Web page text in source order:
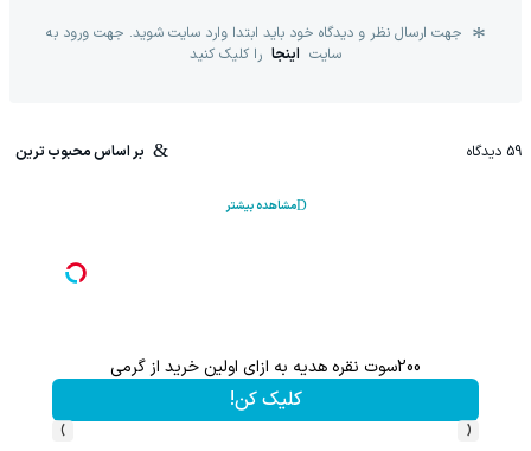
جهت ارسال نظر و دیدگاه خود باید ابتدا وارد سایت شوید. جهت ورود به
سایت اینجا را کلیک کنید
59 دیدگاه بر اساس محبوب ترین
مشاهده بیشتر
200سوت نقره هدیه به ازای اولین خرید از گرمی
کلیک کن!
‹
›